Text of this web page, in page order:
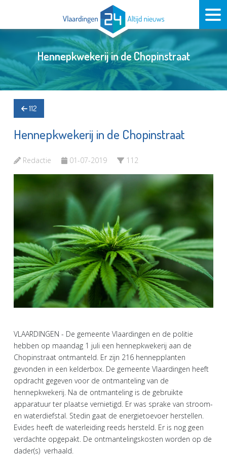
Hennepkwekerij in de Chopinstraat
112
Hennepkwekerij in de Chopinstraat
Redactie 01-07-2019 112
VLAARDINGEN - De gemeente Vlaardingen en de politie
hebben op maandag 1 juli een hennepkwekerij aan de
Chopinstraat ontmanteld. Er zijn 216 hennepplanten
gevonden in een kelderbox. De gemeente Vlaardingen heeft
opdracht gegeven voor de ontmanteling van de
hennepkwekerij. Na de ontmanteling is de gebruikte
apparatuur ter plaatse vernietigd. Er was sprake van stroom-
en waterdiefstal. Stedin gaat de energietoevoer herstellen.
Evides heeft de waterleiding reeds hersteld. Er is nog geen
verdachte opgepakt. De ontmantelingskosten worden op de
dader(s) verhaald.